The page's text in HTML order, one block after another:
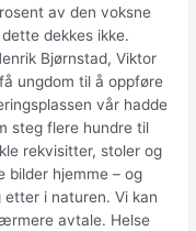
av den voksne
dekkes ikke.
Bjørnstad, Viktor
ungdom til å oppføre
vår hadde
steg flere hundre til
rekvisitter, stoler og
bilder hjemme – og
i naturen. Vi kan
avtale. Helse